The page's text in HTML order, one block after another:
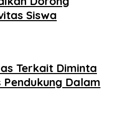
Siswa
Terkait Diminta
Dalam